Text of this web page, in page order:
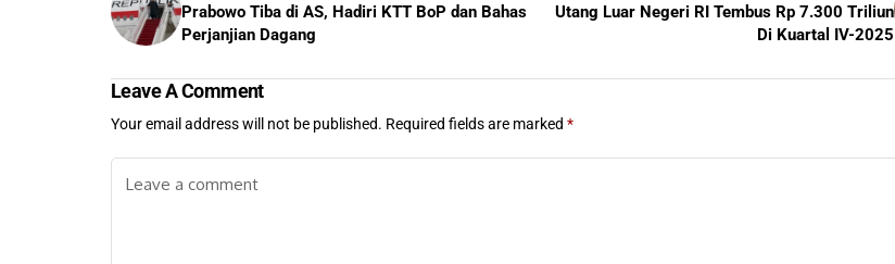
Prabowo Tiba di AS, Hadiri KTT BoP dan Bahas
Perjanjian Dagang
Utang Luar Negeri RI Tembus Rp 7.300 Triliun
Di Kuartal IV-2025
Leave A Comment
Your email address will not be published. Required fields are marked *